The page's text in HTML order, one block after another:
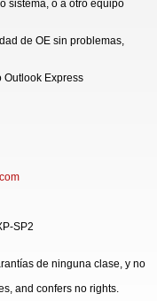
sistema, o a otro equipo
de OE sin problemas,
Outlook Express
SP2
de ninguna clase, y no
and confers no rights.